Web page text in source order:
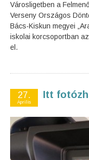
Városligetben a
Verseny Országos
Bács-Kiskun megyei
iskolai korcsoportban
el.
27.
Április
Itt